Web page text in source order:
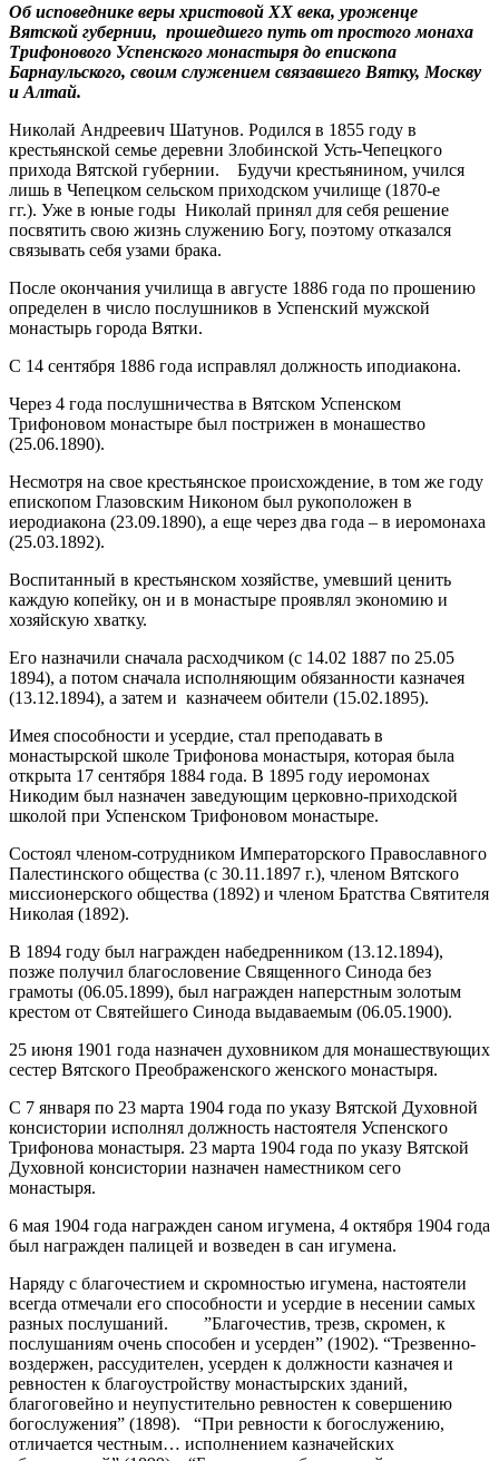
Об исповеднике веры христовой ХХ века, уроженце
Вятской губернии, прошедшего путь от простого монаха
Трифонового Успенского монастыря до епископа
Барнаульского, своим служением связавшего Вятку, Москву
и Алтай.
Николай Андреевич Шатунов. Родился в 1855 году в
крестьянской семье деревни Злобинской Усть-Чепецкого
прихода Вятской губернии. Будучи крестьянином, учился
лишь в Чепецком сельском приходском училище (1870-е
гг.). Уже в юные годы Николай принял для себя решение
посвятить свою жизнь служению Богу, поэтому отказался
связывать себя узами брака.
После окончания училища в августе 1886 года по прошению
определен в число послушников в Успенский мужской
монастырь города Вятки.
С 14 сентября 1886 года исправлял должность иподиакона.
Через 4 года послушничества в Вятском Успенском
Трифоновом монастыре был пострижен в монашество
(25.06.1890).
Несмотря на свое крестьянское происхождение, в том же году
епископом Глазовским Никоном был рукоположен в
иеродиакона (23.09.1890), а еще через два года – в иеромонаха
(25.03.1892).
Воспитанный в крестьянском хозяйстве, умевший ценить
каждую копейку, он и в монастыре проявлял экономию и
хозяйскую хватку.
Его назначили сначала расходчиком (с 14.02 1887 по 25.05
1894), а потом сначала исполняющим обязанности казначея
(13.12.1894), а затем и казначеем обители (15.02.1895).
Имея способности и усердие, стал преподавать в
монастырской школе Трифонова монастыря, которая была
открыта 17 сентября 1884 года. В 1895 году иеромонах
Никодим был назначен заведующим церковно-приходской
школой при Успенском Трифоновом монастыре.
Состоял членом-сотрудником Императорского Православного
Палестинского общества (с 30.11.1897 г.), членом Вятского
миссионерского общества (1892) и членом Братства Святителя
Николая (1892).
В 1894 году был награжден набедренником (13.12.1894),
позже получил благословение Священного Синода без
грамоты (06.05.1899), был награжден наперстным золотым
крестом от Святейшего Синода выдаваемым (06.05.1900).
25 июня 1901 года назначен духовником для монашествующих
сестер Вятского Преображенского женского монастыря.
С 7 января по 23 марта 1904 года по указу Вятской Духовной
консистории исполнял должность настоятеля Успенского
Трифонова монастыря. 23 марта 1904 года по указу Вятской
Духовной консистории назначен наместником сего
монастыря.
6 мая 1904 года награжден саном игумена, 4 октября 1904 года
был награжден палицей и возведен в сан игумена.
Наряду с благочестием и скромностью игумена, настоятели
всегда отмечали его способности и усердие в несении самых
разных послушаний. ”Благочестив, трезв, скромен, к
послушаниям очень способен и усерден” (1902). “Трезвенно-
воздержен, рассудителен, усерден к должности казначея и
ревностен к благоустройству монастырских зданий,
благоговейно и неупустительно ревностен к совершению
богослужения” (1898). “При ревности к богослужению,
отличается честным… исполнением казначейских